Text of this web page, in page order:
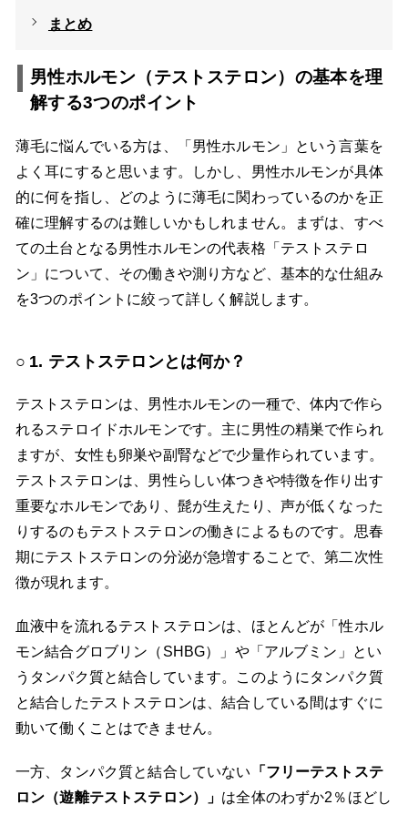
まとめ
男性ホルモン（テストステロン）の基本を理
解する3つのポイント
薄毛に悩んでいる方は、「男性ホルモン」という言葉を
よく耳にすると思います。しかし、男性ホルモンが具体
的に何を指し、どのように薄毛に関わっているのかを正
確に理解するのは難しいかもしれません。まずは、すべ
ての土台となる男性ホルモンの代表格「テストステロ
ン」について、その働きや測り方など、基本的な仕組み
を3つのポイントに絞って詳しく解説します。
1. テストステロンとは何か？
テストステロンは、男性ホルモンの一種で、体内で作ら
れるステロイドホルモンです。主に男性の精巣で作られ
ますが、女性も卵巣や副腎などで少量作られています。
テストステロンは、男性らしい体つきや特徴を作り出す
重要なホルモンであり、髭が生えたり、声が低くなった
りするのもテストステロンの働きによるものです。思春
期にテストステロンの分泌が急増することで、第二次性
徴が現れます。
血液中を流れるテストステロンは、ほとんどが「性ホル
モン結合グロブリン（SHBG）」や「アルブミン」とい
うタンパク質と結合しています。このようにタンパク質
と結合したテストステロンは、結合している間はすぐに
動いて働くことはできません。
一方、タンパク質と結合していない 「フリーテストステ
ロン（遊離テストステロン）」 は全体のわずか2％ほどし